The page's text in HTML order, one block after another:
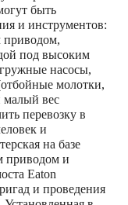
быть
и инструментов:
приводом,
под высоким
насосы,
молотки,
малый вес
перевозку в
и
на базе
приводом и
Eaton
и проведения